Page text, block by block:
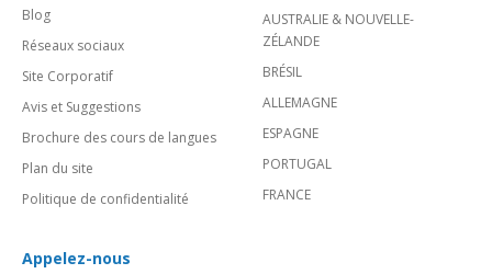
Blog
Réseaux sociaux
Site Corporatif
Avis et Suggestions
Brochure des cours de langues
Plan du site
Politique de confidentialité
AUSTRALIE & NOUVELLE-
ZÉLANDE
BRÉSIL
ALLEMAGNE
ESPAGNE
PORTUGAL
FRANCE
Appelez-nous